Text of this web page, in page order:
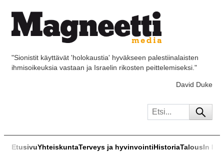
"Sionistit käyttävät 'holokaustia' hyväkseen palestiinalaisten
ihmisoikeuksia vastaan ja Israelin rikosten peittelemiseksi."
David Duke
EtusivuYhteiskuntaTerveys ja hyvinvointiHistoriaTalousIn